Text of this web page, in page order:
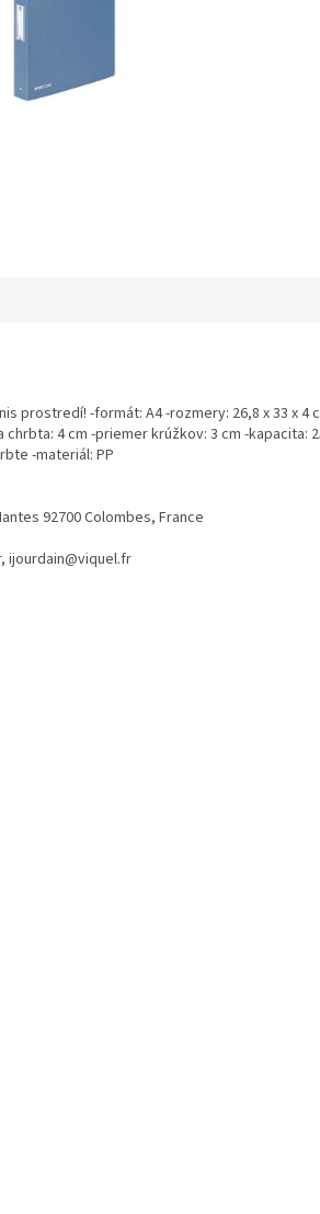
prostredí! -formát: A4 -rozmery: 26,8 x 33 x 4
chrbta: 4 cm -priemer krúžkov: 3 cm -kapacita:
-materiál: PP
92700 Colombes, France
ijourdain@viquel.fr